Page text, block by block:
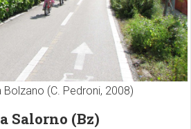
(C. Pedroni, 2008)
Salorno (Bz)